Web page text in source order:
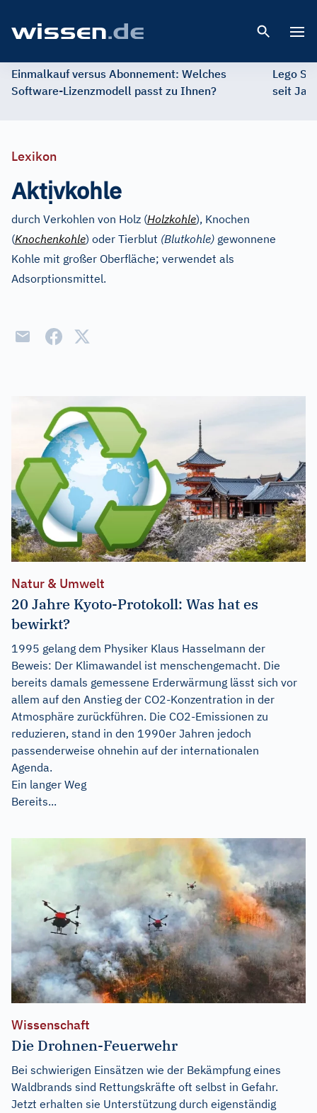
Einmalkauf versus Abonnement: Welches
Software-Lizenzmodell passt zu Ihnen?
Lego
seit
Lexikon
Aktịvkohle
durch Verkohlen von Holz (Holzkohle), Knochen
(Knochenkohle) oder Tierblut (Blutkohle) gewonnene
Kohle mit großer Oberfläche; verwendet als
Adsorptionsmittel.
Natur & Umwelt
20 Jahre Kyoto-Protokoll: Was hat es
bewirkt?
1995 gelang dem Physiker Klaus Hasselmann der
Beweis: Der Klimawandel ist menschengemacht. Die
bereits damals gemessene Erderwärmung lässt sich vor
allem auf den Anstieg der CO2-Konzentration in der
Atmosphäre zurückführen. Die CO2-Emissionen zu
reduzieren, stand in den 1990er Jahren jedoch
passenderweise ohnehin auf der internationalen
Agenda.
Ein langer Weg
Bereits...
Wissenschaft
Die Drohnen-Feuerwehr
Bei schwierigen Einsätzen wie der Bekämpfung eines
Waldbrands sind Rettungskräfte oft selbst in Gefahr.
Jetzt erhalten sie Unterstützung durch eigenständig